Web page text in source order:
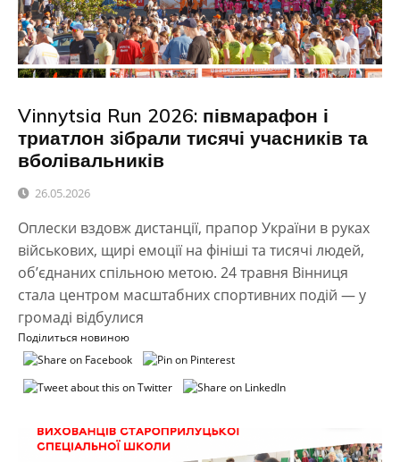
Vinnytsia Run 2026: півмарафон і
триатлон зібрали тисячі учасників та
вболівальників
26.05.2026
Оплески вздовж дистанції, прапор України в руках
військових, щирі емоції на фініші та тисячі людей,
об’єднаних спільною метою. 24 травня Вінниця
стала центром масштабних спортивних подій — у
громаді відбулися
Поділиться новиною